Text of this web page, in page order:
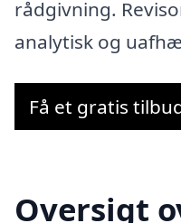
rådgivning.
analytisk og
Få et gratis
Oversigt